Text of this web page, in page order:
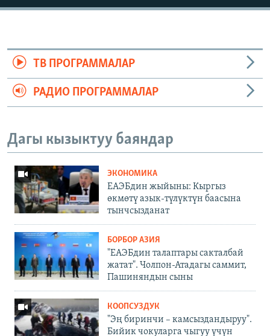
ТВ ПРОГРАММАЛАР
РАДИО ПРОГРАММАЛАР
Дагы кызыктуу баяндар
ЭКОНОМИКА
ЕАЭБдин жыйыны: Кыргыз
өкмөтү азык-түлүктүн баасына
тынчсызданат
БОРБОР АЗИЯ
"ЕАЭБдин талаптары сакталбай
жатат". Чолпон-Атадагы саммит,
Пашиняндын сыны
КООПСУЗДУК
"Эң биринчи – камсыздандыруу".
Бийик чокуларга чыгуу үчүн